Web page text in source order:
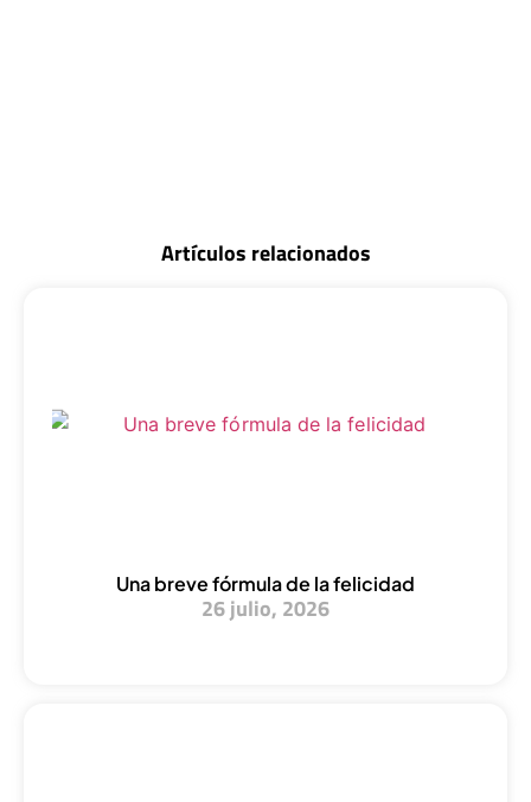
Artículos relacionados
Una breve fórmula de la felicidad
26 julio, 2026